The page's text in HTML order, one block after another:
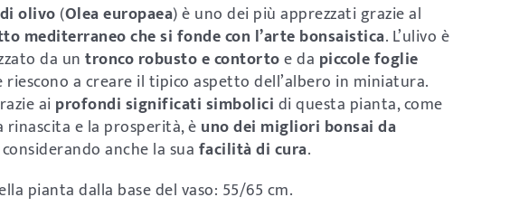
olivo (Olea europaea) è uno dei più apprezzati grazie al
mediterraneo che si fonde con l’arte bonsaistica. L’ulivo è
da untronco robusto e contortoe da piccole foglie
riescono a creare il tipico aspetto dell’albero in miniatura.
ai profondi significati simbolici di questa pianta, come
rinascita e la prosperità, è uno dei migliori bonsai da
considerando anche la suafacilità di cura.
pianta dalla base del vaso: 55/65 cm.